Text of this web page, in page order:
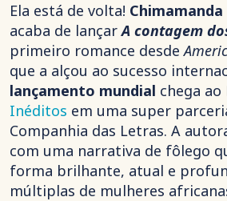
Ela está de volta!
acaba de lançarA contagem
primeiro romance desde
que a alçou ao sucesso
lançamento mundial chega
Inéditos em uma super
Companhia das Letras. A
com uma narrativa de fôlego
forma brilhante, atual e
múltiplas de mulheres